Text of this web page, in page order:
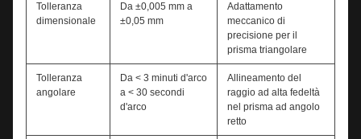
Tolleranza
dimensionale
Da ±0,005 mm a
±0,05 mm
Adattamento
meccanico di
precisione per il
prisma triangolare
Tolleranza
angolare
Da < 3 minuti d'arco
a < 30 secondi
d'arco
Allineamento del
raggio ad alta fedeltà
nel prisma ad angolo
retto